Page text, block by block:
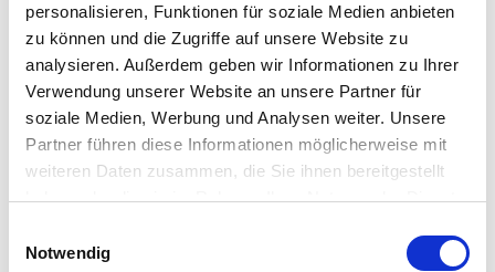
personalisieren, Funktionen für soziale Medien anbieten
zu können und die Zugriffe auf unsere Website zu
analysieren. Außerdem geben wir Informationen zu Ihrer
Verwendung unserer Website an unsere Partner für
soziale Medien, Werbung und Analysen weiter. Unsere
Partner führen diese Informationen möglicherweise mit
weiteren Daten zusammen, die Sie ihnen bereitgestellt
haben oder die sie im Rahmen Ihrer Nutzung der Dienste
Cookies, wenn Sie unsere Webseite weiterhin nutzen.
Notwendig
Ausbildung bedeutet bei OSTLAND auch, neue
Perspektiven kennenzulernen. Unsere
Auszubildende Antonia hat aktuell die Möglichkeit,
Wohnungsgesellschaft mit rund 35.000